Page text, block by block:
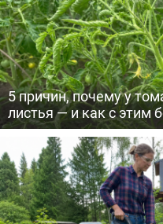
5 причин, почему у
листья — и как с этим